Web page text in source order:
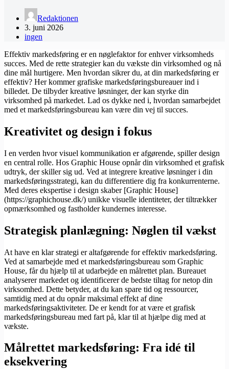
Redaktionen
3. juni 2026
ingen
Effektiv markedsføring er en nøglefaktor for enhver virksomheds
succes. Med de rette strategier kan du vækste din virksomhed og nå
dine mål hurtigere. Men hvordan sikrer du, at din markedsføring er
effektiv? Her kommer grafiske markedsføringsbureauer ind i
billedet. De tilbyder kreative løsninger, der kan styrke din
virksomhed på markedet. Lad os dykke ned i, hvordan samarbejdet
med et markedsføringsbureau kan være din vej til succes.
Kreativitet og design i fokus
I en verden hvor visuel kommunikation er afgørende, spiller design
en central rolle. Hos Graphic House opnår din virksomhed et grafisk
udtryk, der skiller sig ud. Ved at integrere kreative løsninger i din
markedsføringsstrategi, kan du differentiere dig fra konkurrenterne.
Med deres ekspertise i design skaber [Graphic House]
(https://graphichouse.dk/) unikke visuelle identiteter, der tiltrækker
opmærksomhed og fastholder kundernes interesse.
Strategisk planlægning: Nøglen til vækst
At have en klar strategi er altafgørende for effektiv markedsføring.
Ved at samarbejde med et markedsføringsbureau som Graphic
House, får du hjælp til at udarbejde en målrettet plan. Bureauet
analyserer markedet og identificerer de bedste tiltag for netop din
virksomhed. Dette betyder, at du kan spare tid og ressourcer,
samtidig med at du opnår maksimal effekt af dine
markedsføringsaktiviteter. De er kendt for at være et grafisk
markedsføringsbureau med fart på, klar til at hjælpe dig med at
vækste.
Målrettet markedsføring: Fra idé til
eksekvering